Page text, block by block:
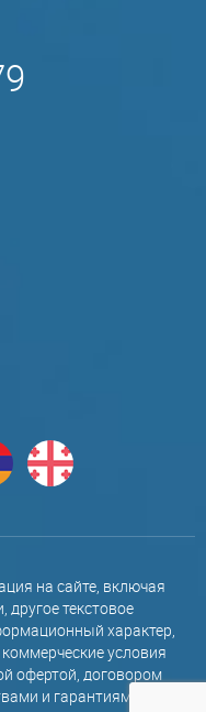
на сайте, включая
другое текстовое
характер,
условия
офертой, договором
и гарантиями,